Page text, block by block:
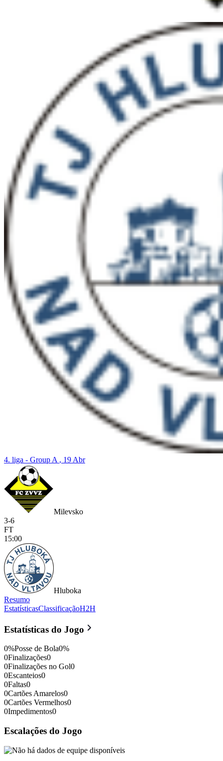
4. liga - Group A , 19 Abr
Milevsko
3-6
FT
15:00
Hluboka
Resumo
EstatísticasClassificaçãoH2H
Milevsko vs Hluboka nad
Estatísticas do Jogo
0%Posse de Bola0%
0Finalizações0
0Finalizações no Gol0
0Escanteios0
0Faltas0
0Cartões Amarelos0
0Cartões Vermelhos0
0Impedimentos0
Escalações do Jogo